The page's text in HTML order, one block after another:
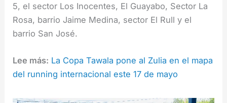
5, el sector Los Inocentes, El Guayabo, Sector La
Rosa, barrio Jaime Medina, sector El Rull y el
barrio San José.
Lee más: La Copa Tawala pone al Zulia en el mapa
del running internacional este 17 de mayo